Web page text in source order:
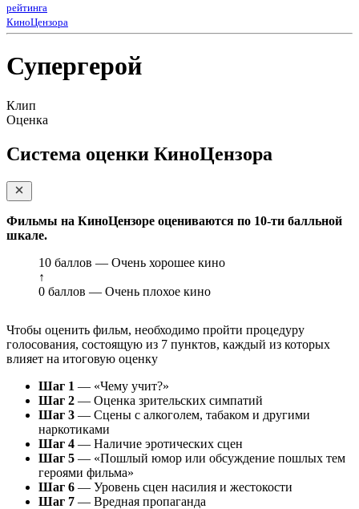
рейтинга
КиноЦензора
Супергерой
Клип
Оценка
Система оценки КиноЦензора
Фильмы на КиноЦензоре оцениваются по 10-ти балльной
шкале.
10 баллов — Очень хорошее кино
↑
0 баллов — Очень плохое кино
Чтобы оценить фильм, необходимо пройти процедуру
голосования, состоящую из 7 пунктов, каждый из которых
влияет на итоговую оценку
Шаг 1 — «Чему учит?»
Шаг 2 — Оценка зрительских симпатий
Шаг 3 — Сцены с алкоголем, табаком и другими
наркотиками
Шаг 4 — Наличие эротических сцен
Шаг 5 — «Пошлый юмор или обсуждение пошлых тем
героями фильма»
Шаг 6 — Уровень сцен насилия и жестокости
Шаг 7 — Вредная пропаганда